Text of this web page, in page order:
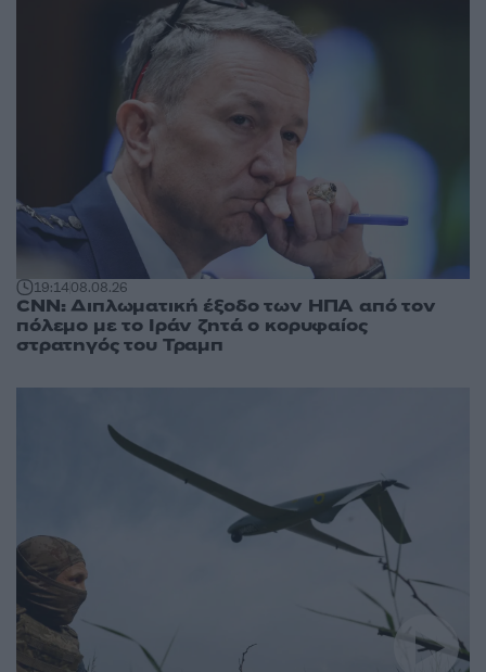
19:1408.08.26
CNN: Διπλωματική έξοδο των ΗΠΑ από τον
πόλεμο με το Ιράν ζητά ο κορυφαίος
στρατηγός του Τραμπ